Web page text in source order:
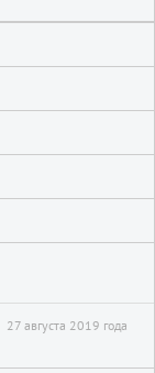
27 августа 2019 года